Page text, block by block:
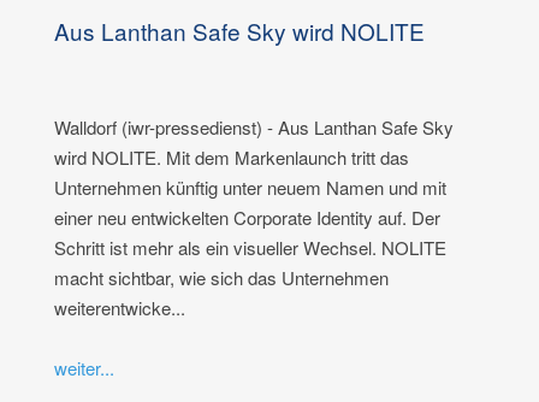
Aus Lanthan Safe Sky wird NOLITE
Walldorf (iwr-pressedienst) - Aus Lanthan Safe Sky
wird NOLITE. Mit dem Markenlaunch tritt das
Unternehmen künftig unter neuem Namen und mit
einer neu entwickelten Corporate Identity auf. Der
Schritt ist mehr als ein visueller Wechsel. NOLITE
macht sichtbar, wie sich das Unternehmen
weiterentwicke...
weiter...